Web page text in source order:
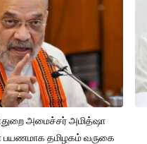
அமைச்சர் அமித்ஷா
பயணமாக தமிழகம் வருகை